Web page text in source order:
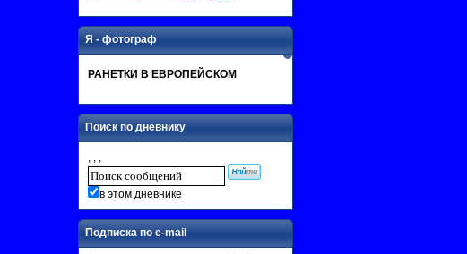
Я - фотограф
РАНЕТКИ В ЕВРОПЕЙСКОМ
Поиск по дневнику
, , ,
в этом дневнике
Подписка по e-mail